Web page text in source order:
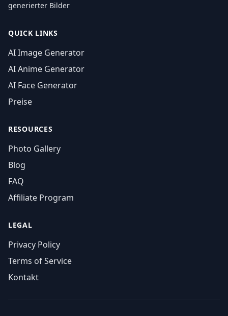
generierter Bilder
QUICK LINKS
AI Image Generator
AI Anime Generator
AI Face Generator
Preise
RESOURCES
Photo Gallery
Blog
FAQ
Affiliate Program
LEGAL
Privacy Policy
Terms of Service
Kontakt